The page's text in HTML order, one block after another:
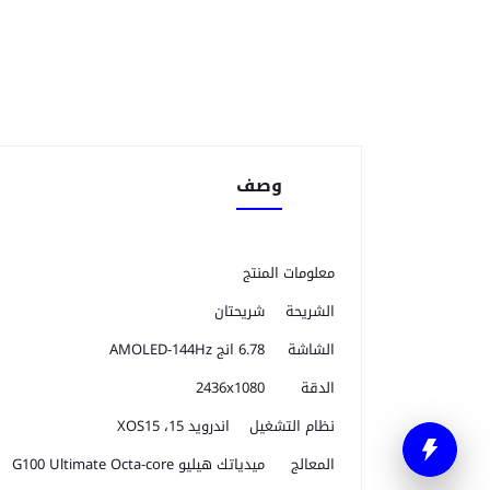
وصف
معلومات المنتج
الشريحة
شريحتان
الشاشة
6.78 انج AMOLED-144Hz
الدقة
2436x1080
نظام التشغيل
اندرويد 15، XOS15
المعالج
ميدياتك هيليو G100 Ultimate Octa-core